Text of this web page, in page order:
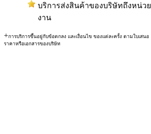
บริการส่งสินค้าของบริษัทถึงหน่วย
งาน
+การบริการขึ้นอยู่กับข้อตกลง และเงื่อนไข ของแต่ละครั้ง ตามใบเสนอ
ราคาหรือเอกสารของบริษัท